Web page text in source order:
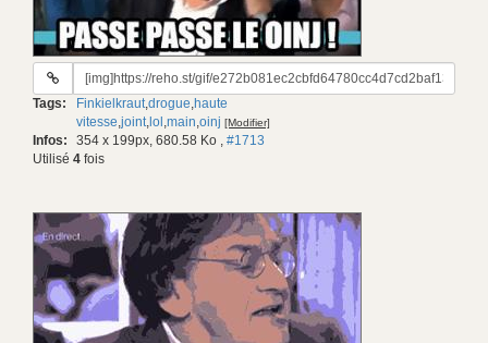
URL
gif:
Tags: Finkielkraut,drogue,haute
vitesse,joint, lol ,main,oinj [Modifier]
Infos: 354 x 199px, 680.58 Ko , #1713
Utilisé 4 fois